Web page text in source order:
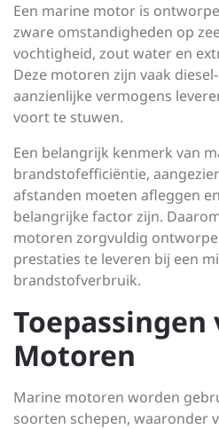
Een marine motor is
zware omstandigheden op
vochtigheid, zout water en
Deze motoren zijn vaak
aanzienlijke vermogens
voort te stuwen.
Een belangrijk kenmerk van
brandstofefficiëntie,
afstanden moeten afleggen
belangrijke factor zijn.
motoren zorgvuldig
prestaties te leveren bij een
brandstofverbruik.
Motoren
Marine motoren worden
soorten schepen, waaronder